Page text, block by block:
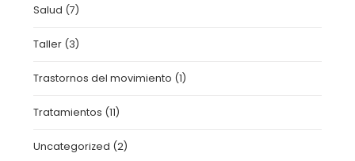
Salud (7)
Taller (3)
Trastornos del movimiento (1)
Tratamientos (11)
Uncategorized (2)